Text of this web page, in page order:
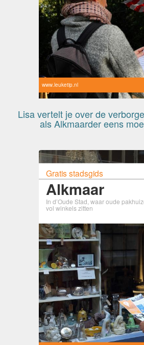
www.leuketip.nl
Lisa vertelt je over de
als Alkmaarder eens
Gratis stadsgids
Alkmaar
In d’Oude Stad, waar oude
vol winkels zitten